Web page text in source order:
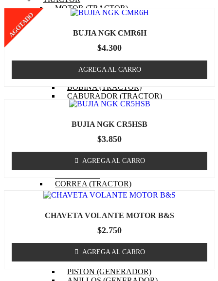
MOTOR (TRACTOR)
PISTON (TRACTOR)
BIELA (TRACTOR)
MOTOR DE PARTIDA
(TRACTOR)
EJE DE LEVAS (TRACTOR)
EMPAQUETADURAS
(TRACTOR)
BOBINA (TRACTOR)
CABURADOR (TRACTOR)
OTROS (TRACTOR
FILTRO DE COMBUSTIBLE
FILTRO DE ACEITE
FILTRO DE AIRE (TRACTOR)
CORREA (TRACTOR)
POLEA
CHASIS
OTROS (TRACTOR)
MOTOR (GENERADOR)
CARBURADOR
(GENERADOR)
PISTON (GENERADOR)
BUJIA NGK CMR6H
AGOTADO
$4.300
AGREGA AL CARRO
BUJIA NGK CR5HSB
$3.850
AGREGA AL CARRO
CHAVETA VOLANTE MOTOR B&S
$2.750
AGREGA AL CARRO